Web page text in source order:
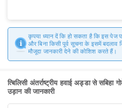
कृपया ध्यान दें कि हो सकता है कि इस पेज
और बिना किसी पूर्व सूचना के इसमें
मौजूदा जानकारी देने की कोशिश करते हैं।
त्बिलिसी अंतर्राष्ट्रीय हवाई अड्डा से
उड़ान की जानकारी